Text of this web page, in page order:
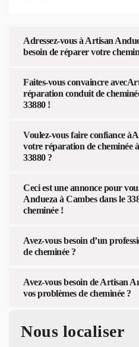
Adressez-vous à Artisan
besoin de réparer votre
Faites-vous convaincre
réparation conduit de
33880 !
Voulez-vous faire confiance
votre réparation de cheminée
33880 ?
Ceci est une annonce pour
Andueza à Cambes dans le
cheminée !
Avez-vous besoin d’un
de cheminée ?
Avez-vous besoin de Artisan
vos problèmes de cheminée ?
Nous localiser